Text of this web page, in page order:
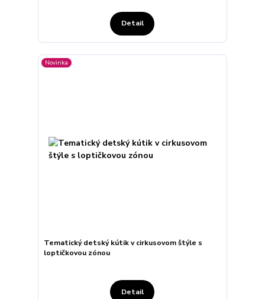
Detail
Novinka
Tematický detský kútik v cirkusovom štýle s
loptičkovou zónou
Detail